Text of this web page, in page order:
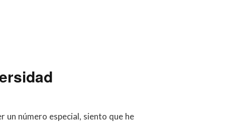
un número especial, siento que he